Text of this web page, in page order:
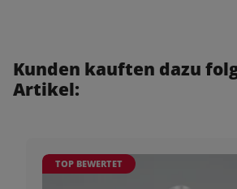
Kunden kauften dazu
Artikel:
TOP BEWERTET